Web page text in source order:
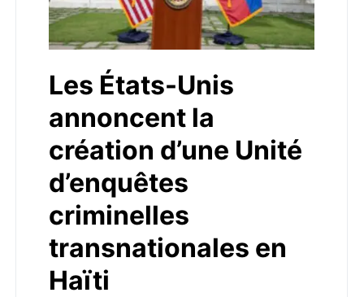
Les États-Unis
annoncent la
création d’une Unité
d’enquêtes
criminelles
transnationales en
Haïti